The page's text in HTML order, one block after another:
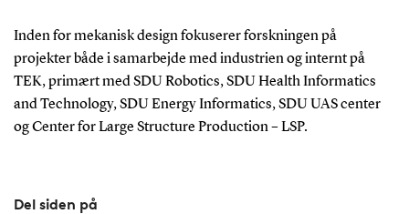
Inden for mekanisk design fokuserer forskningen på
projekter både i samarbejde med industrien og internt på
TEK, primært med SDU Robotics, SDU Health Informatics
and Technology, SDU Energy Informatics,SDU UAScenter
ogCenter for Large Structure Production – LSP.
Del siden på